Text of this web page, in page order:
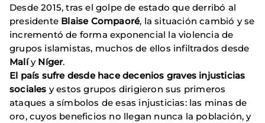
Desde 2015, tras el golpe de estado que derribó al
presidente Blaise Compaoré, la situación cambió y se
incrementó de forma exponencial la violencia de
grupos islamistas, muchos de ellos infiltrados desde
Malíy Níger.
El país sufre desde hace decenios graves injusticias
sociales y estos grupos dirigieron sus primeros
ataques a símbolos de esas injusticias: las minas de
oro, cuyos beneficios no llegan nunca la población, y